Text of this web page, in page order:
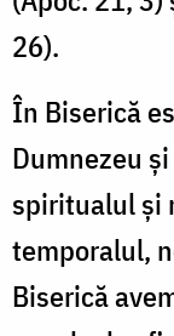
26).
În Biserică
Dumnezeu
spiritualul şi
temporalul,
Biserică